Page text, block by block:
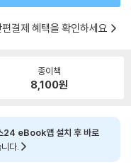
결제 혜택을 확인하세요
종이책
8,100원
24 eBook앱 설치 후 바로
다.